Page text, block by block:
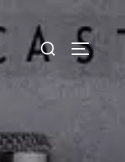
Search
for: